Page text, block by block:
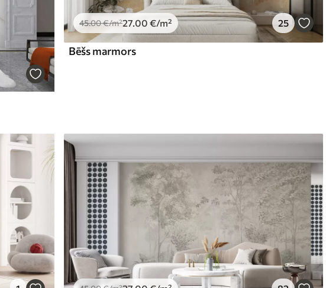
34.00€/m²
Peel and Stick
81
45.00€/m²27 .00 €/m² 25
Bēšs marmors